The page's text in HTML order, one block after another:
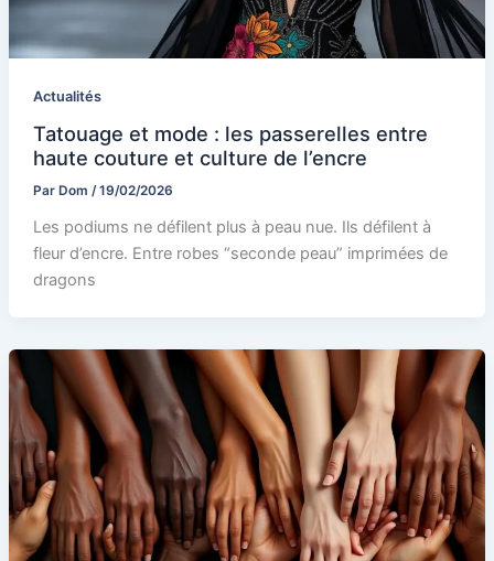
Actualités
Tatouage et mode : les passerelles entre
haute couture et culture de l’encre
Par Dom /19/02/2026
Les podiums ne défilent plus à peau nue. Ils défilent à
fleur d’encre. Entre robes “seconde peau” imprimées de
dragons